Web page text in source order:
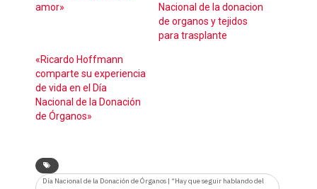
amor»
Nacional de la donacion
de organos y tejidos
para trasplante
«Ricardo Hoffmann
comparte su experiencia
de vida en el Día
Nacional de la Donación
de Órganos»
Día Nacional de la Donación de Órganos | “Hay que seguir hablando del